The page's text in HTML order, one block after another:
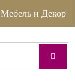
Мебель и Декор